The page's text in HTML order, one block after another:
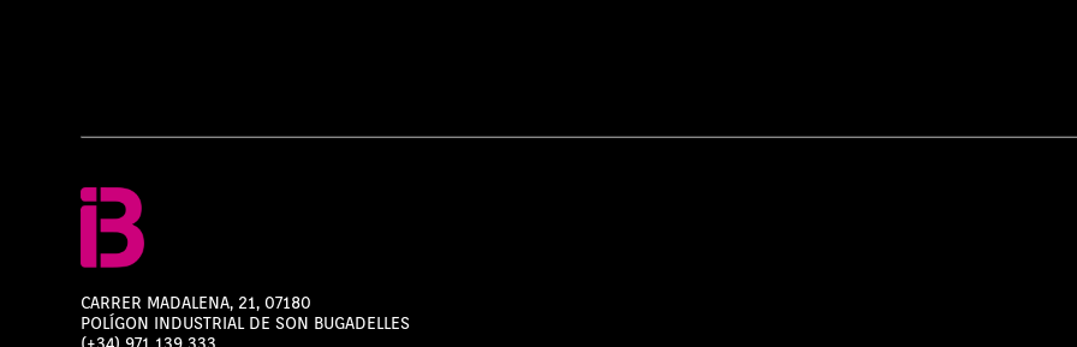
CARRER MADALENA, 21, 07180
POLÍGON INDUSTRIAL DE SON BUGADELLES
(+34) 971 139 333